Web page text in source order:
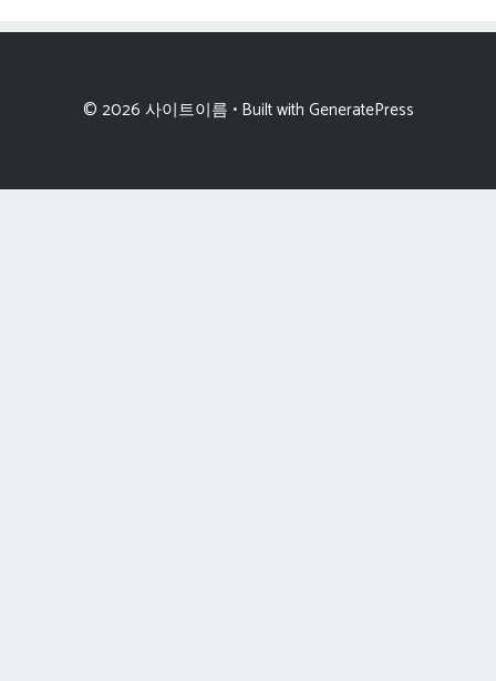
© 2026 사이트이름 • Built with GeneratePress